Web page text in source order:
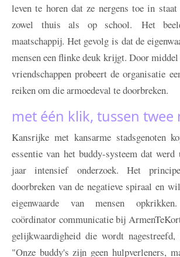
leven te horen dat ze nergens toe in
zowel thuis als op school. Het
maatschappij. Het gevolg is dat de
mensen een flinke deuk krijgt. Door middel
vriendschappen probeert de organisatie
reiken om die armoedeval te doorbreken.
met één klik, tussen twee
Kansrijke met kansarme stadsgenoten
essentie van het buddy-systeem dat
jaar intensief onderzoek. Het
doorbreken van de negatieve spiraal en
eigenwaarde van mensen
coördinator communicatie bij
gelijkwaardigheid die wordt
"Onze buddy's zijn geen hulpverleners,